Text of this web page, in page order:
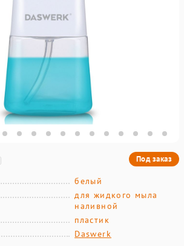
Под заказ
белый
для жидкого мыла
наливной
пластик
Daswerk